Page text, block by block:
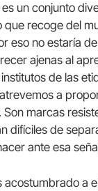
es un conjunto
que recoge del
eso no estaría
ajenas al
de las
a
Son marcas
difíciles de
ante esa
acostumbrado a